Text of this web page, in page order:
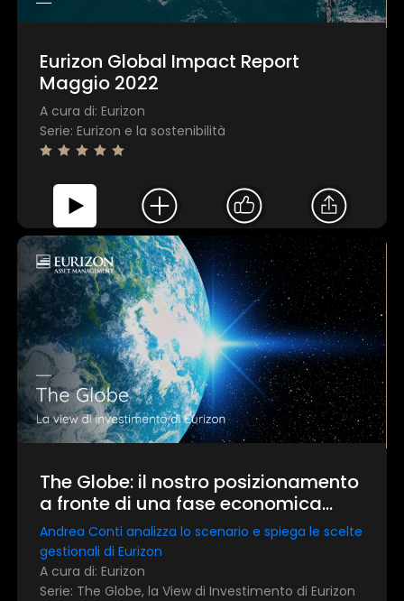
Eurizon Global Impact Report
Maggio 2022
A cura di: Eurizon
Serie: Eurizon e la sostenibilità
The Globe: il nostro posizionamento
a fronte di una fase economica
restrittiva
Andrea Conti analizza lo scenario e spiega le scelte
gestionali di Eurizon
A cura di: Eurizon
Serie: The Globe, la View di Investimento di Eurizon